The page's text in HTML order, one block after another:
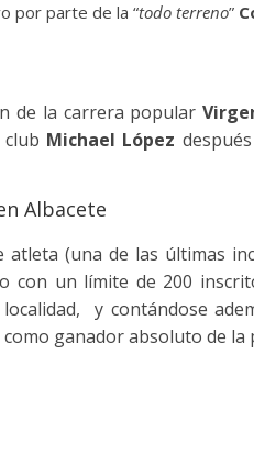
por parte de la “todo terreno”
de la carrera popular
Michael López
Albacete
atleta (una de las últimas
con un límite de 200
y contándose
ganador absoluto de la